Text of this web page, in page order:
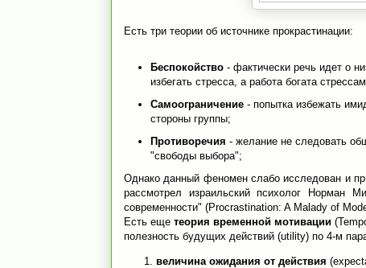
Есть три теории об источнике прокрастинации:
Беспокойство - фактически речь идет о
избегать стресса, а работа богата
Самоограничение - попытка избежать
стороны группы;
Противоречия - желание не следовать
"свободы выбора";
Однако данный феномен слабо исследован и
рассмотрел израильский психолог Норман
современности" (Procrastination: A Malady of
Есть еще теория временной мотивации
полезность будущих действий (utility) по 4-м
величина ожидания от действия